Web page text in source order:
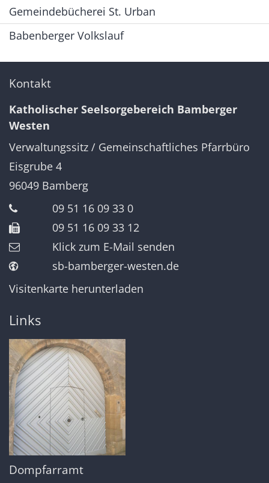
Gemeindebücherei St. Urban
Babenberger Volkslauf
Kontakt
Katholischer Seelsorgebereich Bamberger
Westen
Verwaltungssitz / Gemeinschaftliches Pfarrbüro
Eisgrube 4
96049 Bamberg
09 51 16 09 33 0
09 51 16 09 33 12
Klick zum E-Mail senden
sb-bamberger-westen.de
Visitenkarte herunterladen
Links
Dompfarramt